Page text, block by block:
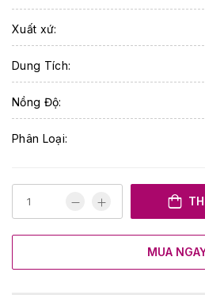
Xuất xứ:
Dung Tích:
Nồng Độ:
Phân Loại:
MUA